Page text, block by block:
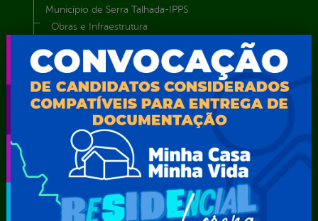
Município de Serra Talhada-IPPS
Obras e Infraestrutura
Secretaria de Comunicação Social e Audiovisual
Secretaria de Desenvolvimento Econômico e Turismo
Secretaria de Iluminação Pública e Energia Elétrica
Secretaria Municipal da Mulher – SEMU
Secretaria Municipal de Administração – SAD
Secretaria Municipal de Agricultura e Recursos Hídricos –
SEMARH / Secretaria de Agricultura Familiar – SEMAF
Secretaria Municipal de Educação – SEST
Secretaria Municipal de Esporte e Lazer – SEMEL
Secretaria Municipal de Finanças – SECFIN